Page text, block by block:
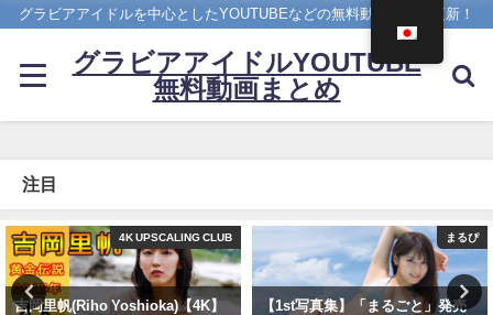
グラビアアイドルを中心としたYOUTUBEなどの無料動画を日々更新！
グラビアアイドルYOUTUBE
無料動画まとめ
注目
まるぴ
【1st写真集】「まるごと」発売
【兒玉遥公式】はるっぴちゃんねる
兒玉遥（2022年11月27日） | こだ